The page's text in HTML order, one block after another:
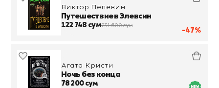
-47%
Виктор Пелевин
Путешествие в Элевсин
122 748 сум231 600 сум
Агата Кристи
Ночь без конца
78 200 сум